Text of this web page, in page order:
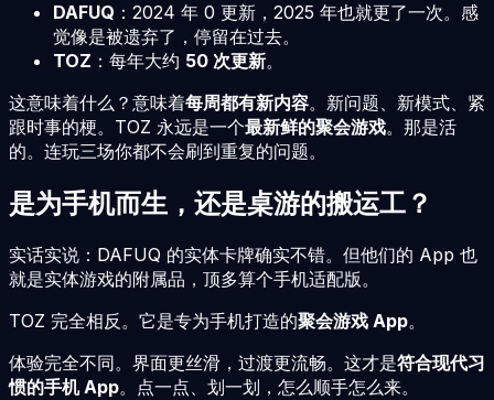
DAFUQ ：2024 年 0 更新，2025 年也就更了一次。感
觉像是被遗弃了，停留在过去。
TOZ ：每年大约 50 次更新。
这意味着什么？意味着每周都有新内容。新问题、新模式、紧
跟时事的梗。TOZ 永远是一个最新鲜的聚会游戏。那是活
的。连玩三场你都不会刷到重复的问题。
是为手机而生，还是桌游的搬运工？
实话实说：DAFUQ 的实体卡牌确实不错。但他们的 App 也
就是实体游戏的附属品，顶多算个手机适配版。
TOZ 完全相反。它是专为手机打造的聚会游戏 App。
体验完全不同。界面更丝滑，过渡更流畅。这才是符合现代习
惯的手机 App。点一点、划一划，怎么顺手怎么来。